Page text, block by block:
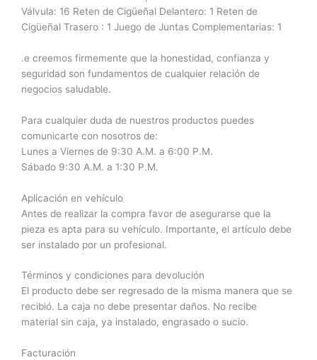
Válvula: 16 Reten de Cigüeñal Delantero: 1 Reten de
Cigüeñal Trasero : 1 Juego de Juntas Complementarias: 1
.e creemos firmemente que la honestidad, confianza y
seguridad son fundamentos de cualquier relación de
negocios saludable.
Para cualquier duda de nuestros productos puedes
comunicarte con nosotros de:
Lunes a Viernes de 9:30 A.M. a 6:00 P.M.
Sábado 9:30 A.M. a 1:30 P.M.
Aplicación en vehículo
Antes de realizar la compra favor de asegurarse que la
pieza es apta para su vehículo. Importante, el artículo debe
ser instalado por un profesional.
Términos y condiciones para devolución
El producto debe ser regresado de la misma manera que se
recibió. La caja no debe presentar daños. No recibe
material sin caja, ya instalado, engrasado o sucio.
Facturación